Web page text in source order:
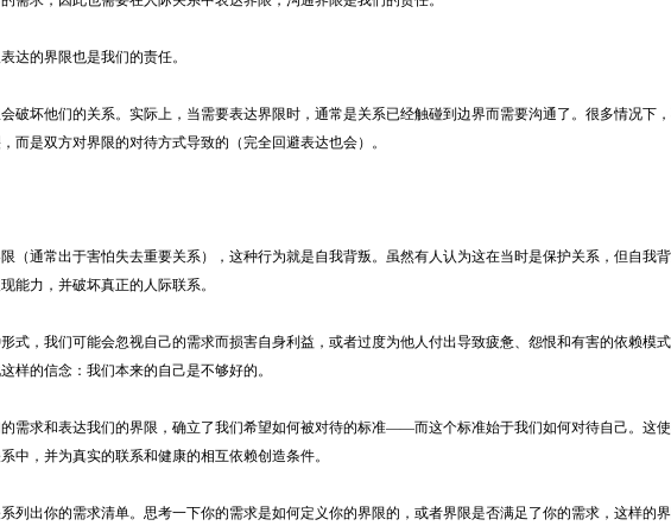
的界限也是我们的责任。
坏他们的关系。实际上，当需要表达界限时，通常是关系已经触碰到边界而需要沟通了。很多情况下
而是双方对界限的对待方式导致的（完全回避表达也会）。
通常出于害怕失去重要关系），这种行为就是自我背叛。虽然有人认为这在当时是保护关系，但自我
能力，并破坏真正的人际联系。
，我们可能会忽视自己的需求而损害自身利益，或者过度为他人付出导致疲惫、怨恨和有害的依赖模式
样的信念：我们本来的自己是不够好的。
求和表达我们的界限，确立了我们希望如何被对待的标准——而这个标准始于我们如何对待自己。这
中，并为真实的联系和健康的相互依赖创造条件。
出你的需求清单。思考一下你的需求是如何定义你的界限的，或者界限是否满足了你的需求，这样的